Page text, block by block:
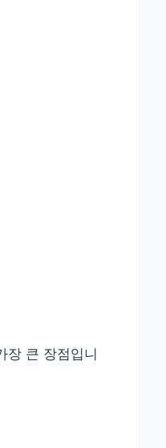
장 큰 장점입니